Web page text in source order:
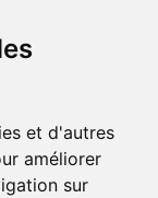
et d'autres
améliorer
sur
/ Point retrait